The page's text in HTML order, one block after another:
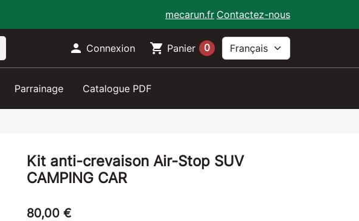
mecarun.fr Contactez-nous
 Connexion shopping_cart Panier 0
Parrainage Catalogue PDF
Kit anti-crevaison Air-Stop SUV
CAMPING CAR
80,00 €